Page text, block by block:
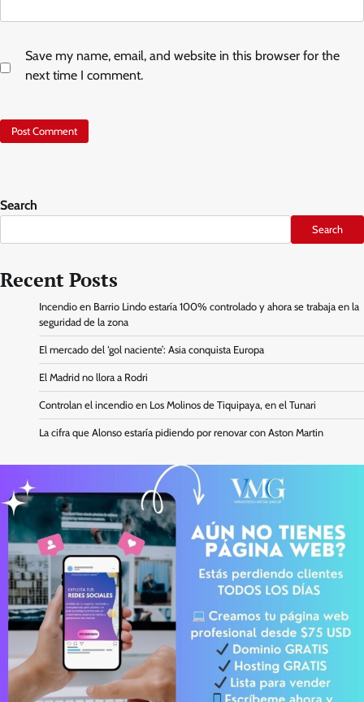
Save my name, email, and website in this browser for the
next time I comment.
Search
Search
Recent Posts
Incendio en Barrio Lindo estaría 100% controlado y ahora se trabaja en la
seguridad de la zona
El mercado del ‘gol naciente’: Asia conquista Europa
El Madrid no llora a Rodri
Controlan el incendio en Los Molinos de Tiquipaya, en el Tunari
La cifra que Alonso estaría pidiendo por renovar con Aston Martin